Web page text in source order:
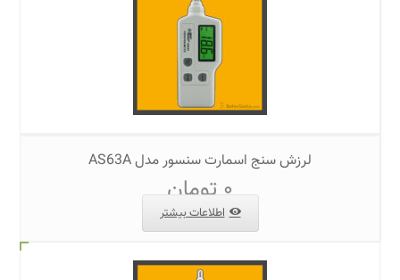
لرزش سنج اسمارت سنسور مدل AS63A
۰تومان
اطلاعات بیشتر